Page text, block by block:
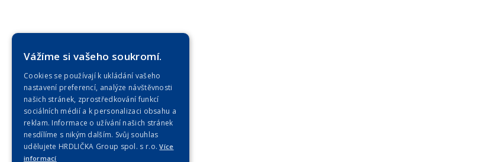
Vážíme si vašeho soukromí.
Cookies se používají k ukládání vašeho
nastavení preferencí, analýze návštěvnosti
našich stránek, zprostředkování funkcí
sociálních médií a k personalizaci obsahu a
reklam. Informace o užívání našich stránek
nesdílíme s nikým dalším. Svůj souhlas
udělujete HRDLIČKA Group spol. s r.o.Více
informací